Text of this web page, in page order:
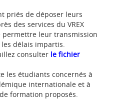
priés de déposer leurs
des services du VREX
permettre leur transmission
délais impartis.
consulter le fichier
les étudiants concernés à
internationale et à
formation proposés.